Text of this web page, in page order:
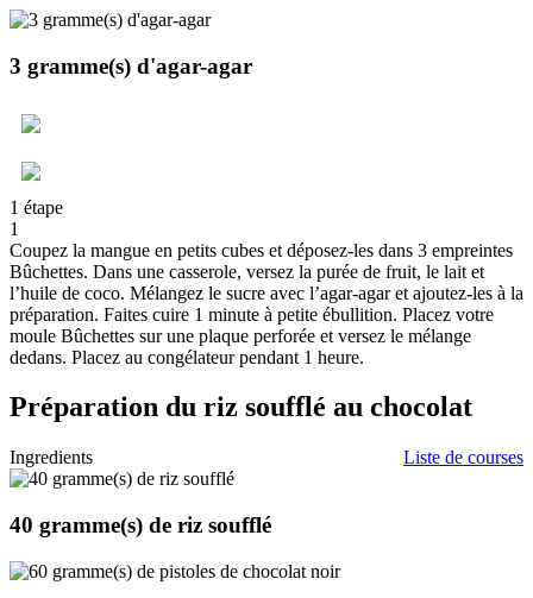
3 gramme(s) d'agar-agar
1 étape
1
Coupez la mangue en petits cubes et déposez-les dans 3 empreintes
Bûchettes. Dans une casserole, versez la purée de fruit, le lait et
l’huile de coco. Mélangez le sucre avec l’agar-agar et ajoutez-les à la
préparation. Faites cuire 1 minute à petite ébullition. Placez votre
moule Bûchettes sur une plaque perforée et versez le mélange
dedans. Placez au congélateur pendant 1 heure.
Préparation du riz soufflé au chocolat
Ingredients Liste de courses
40 gramme(s) de riz soufflé